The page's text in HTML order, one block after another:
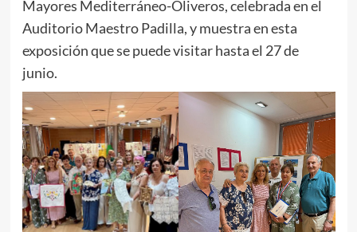
Mayores Mediterráneo-Oliveros, celebrada en el
Auditorio Maestro Padilla, y muestra en esta
exposición que se puede visitar hasta el 27 de
junio.